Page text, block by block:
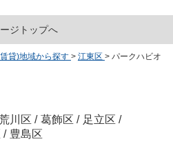
ジトップへ
貸)地域から探す > 江東区 > パークハビオ
川区 / 葛飾区 / 足立区 /
/ 豊島区